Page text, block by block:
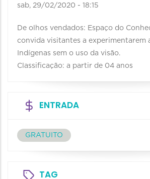
sab, 29/02/2020 - 18:15
De olhos vendados: Espaço do
convida visitantes a experimentarem
Indígenas sem o uso da visão.
Classificação: a partir de 04 anos
ENTRADA
GRATUITO
TAG